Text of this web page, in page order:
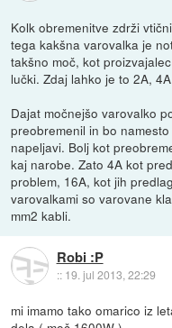
Kolk obremenitve zdrži
tega kakšna varovalka je
takšno moč, kot
lučki. Zdaj lahko je to 2A,
Dajat močnejšo varovalko
preobremenil in bo
napeljavi. Bolj kot
kaj narobe. Zato 4A kot
problem, 16A, kot jih
varovalkami so varovane
mm2 kabli.
Robi :P
:: 19. jul 2013, 22:29
mi imamo tako omarico iz